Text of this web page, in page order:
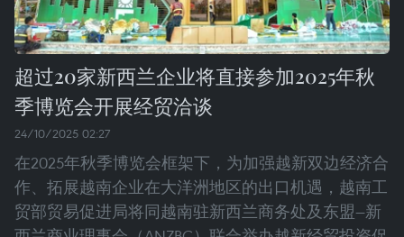
超过20家新西兰企业将直接参加2025年秋
季博览会开展经贸洽谈
24/10/2025 02:27
在2025年秋季博览会框架下，为加强越新双边经济合
作、拓展越南企业在大洋洲地区的出口机遇，越南工
贸部贸易促进局将同越南驻新西兰商务处及东盟—新